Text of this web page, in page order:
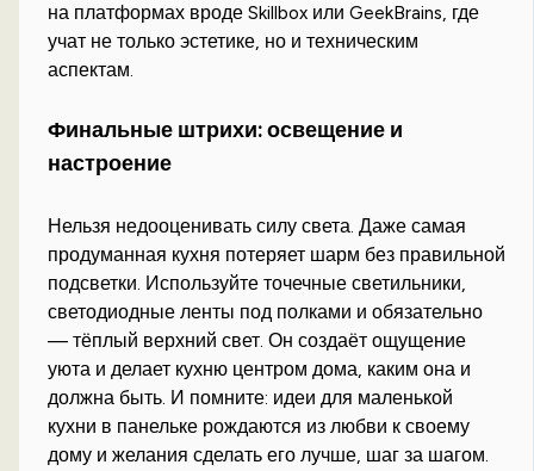
на платформах вроде Skillbox или GeekBrains, где
учат не только эстетике, но и техническим
аспектам.
Финальные штрихи: освещение и
настроение
Нельзя недооценивать силу света. Даже самая
продуманная кухня потеряет шарм без правильной
подсветки. Используйте точечные светильники,
светодиодные ленты под полками и обязательно
— тёплый верхний свет. Он создаёт ощущение
уюта и делает кухню центром дома, каким она и
должна быть. И помните: идеи для маленькой
кухни в панельке рождаются из любви к своему
дому и желания сделать его лучше, шаг за шагом.